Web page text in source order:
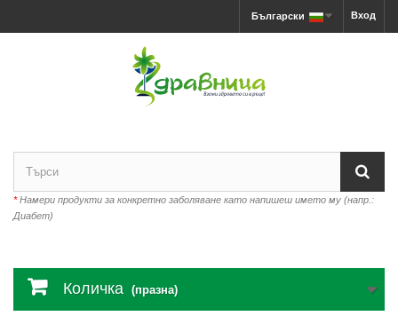
Вход
Български
*Намери продукти за конкретно заболяване като напишеш името му (напр.:
Диабет)
Количка (празна)